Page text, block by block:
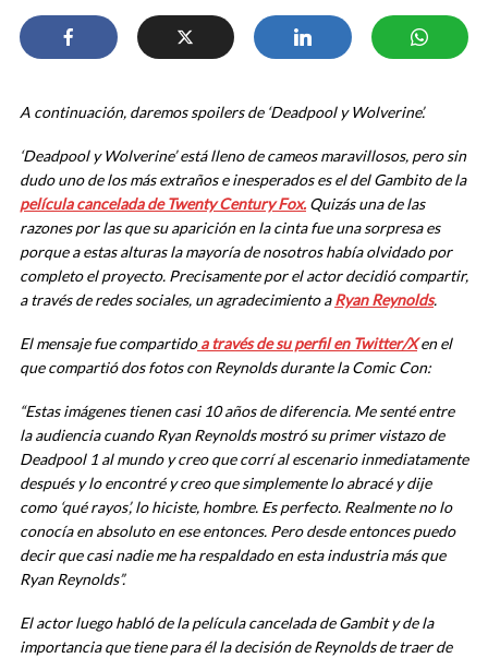
A continuación, daremos spoilers de ‘Deadpool y Wolverine’.
‘Deadpool y Wolverine’ está lleno de cameos maravillosos, pero sin
dudo uno de los más extraños e inesperados es el del Gambito de la
película cancelada de Twenty Century Fox. Quizás una de las
razones por las que su aparición en la cinta fue una sorpresa es
porque a estas alturas la mayoría de nosotros había olvidado por
completo el proyecto. Precisamente por el actor decidió compartir,
a través de redes sociales, un agradecimiento aRyan Reynolds.
El mensaje fue compartidoa través de su perfil en Twitter/Xen el
que compartió dos fotos con Reynolds durante la Comic Con:
“Estas imágenes tienen casi 10 años de diferencia. Me senté entre
la audiencia cuando Ryan Reynolds mostró su primer vistazo de
Deadpool 1 al mundo y creo que corrí al escenario inmediatamente
después y lo encontré y creo que simplemente lo abracé y dije
como ‘qué rayos’, lo hiciste, hombre. Es perfecto. Realmente no lo
conocía en absoluto en ese entonces. Pero desde entonces puedo
decir que casi nadie me ha respaldado en esta industria más que
Ryan Reynolds”.
El actor luego habló de la película cancelada de Gambit y de la
importancia que tiene para él la decisión de Reynolds de traer de